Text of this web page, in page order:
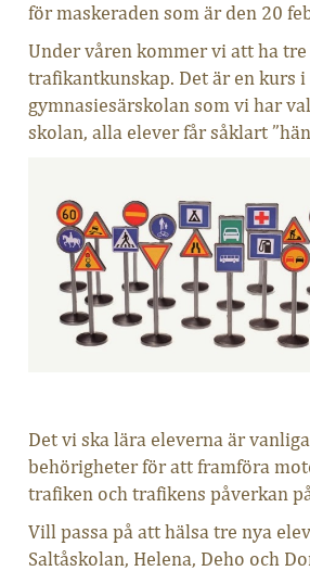
för maskeraden som är den 20
Under våren kommer vi att ha
trafikantkunskap. Det är en kurs i
gymnasiesärskolan som vi har
skolan, alla elever får såklart
Det vi ska lära eleverna är
behörigheter för att framföra
trafiken och trafikens påverkan
Vill passa på att hälsa tre nya
Saltåskolan, Helena, Deho och